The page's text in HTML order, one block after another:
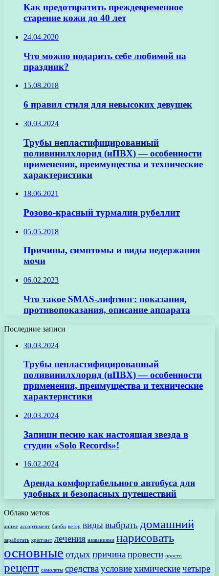
Как предотвратить преждевременное
старение кожи до 40 лет
24.04.2020
Что можно подарить себе любимой на
праздник?
15.08.2018
6 правил стиля для невысоких девушек
30.03.2024
Трубы непластифицированный
поливинилхлорид (нПВХ) — особенности
применения, преимущества и технические
характеристики
18.06.2021
Розово-красный турмалин рубеллит
05.05.2018
Причины, симптомы и виды недержания
мочи
06.02.2023
Что такое SMAS-лифтинг: показания,
противопоказания, описание аппарата
Последние записи
30.03.2024
Трубы непластифицированный
поливинилхлорид (нПВХ) — особенности
применения, преимущества и технические
характеристики
20.03.2024
Запиши песню как настоящая звезда в
студии «Solo Records»!
16.02.2024
Аренда комфортабельного автобуса для
удобных и безопасных путешествий
Облако меток
аниме ассортимент барби ветер видывыбрать домашний
заработать крепчает лечения названиями нарисовать
основные отдых причина провести просто
рецепт самолеты средства условиехимическиечетыре